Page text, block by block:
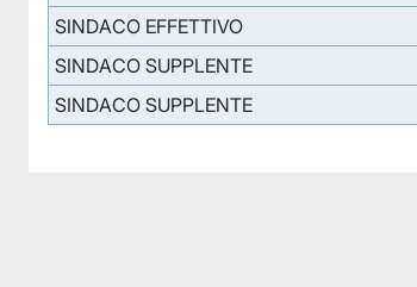
SINDACO EFFETTIVO
SINDACO SUPPLENTE
SINDACO SUPPLENTE